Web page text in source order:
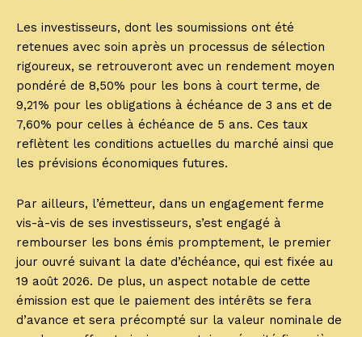
Les investisseurs, dont les soumissions ont été
retenues avec soin après un processus de sélection
rigoureux, se retrouveront avec un rendement moyen
pondéré de 8,50% pour les bons à court terme, de
9,21% pour les obligations à échéance de 3 ans et de
7,60% pour celles à échéance de 5 ans. Ces taux
reflètent les conditions actuelles du marché ainsi que
les prévisions économiques futures.
Par ailleurs, l’émetteur, dans un engagement ferme
vis-à-vis de ses investisseurs, s’est engagé à
rembourser les bons émis promptement, le premier
jour ouvré suivant la date d’échéance, qui est fixée au
19 août 2026. De plus, un aspect notable de cette
émission est que le paiement des intérêts se fera
d’avance et sera précompté sur la valeur nominale de